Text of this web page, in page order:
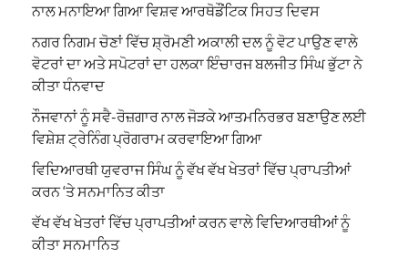
ਨਾਲ ਮਨਾਇਆ ਗਿਆ ਵਿਸ਼ਵ ਆਰਥੋਡੌਂਟਿਕ ਸਿਹਤ ਦਿਵਸ
ਨਗਰ ਨਿਗਮ ਚੋਣਾਂ ਵਿੱਚ ਸ਼੍ਰੋਮਣੀ ਅਕਾਲੀ ਦਲ ਨੂੰ ਵੋਟ ਪਾਉਣ ਵਾਲੇ
ਵੋਟਰਾਂ ਦਾ ਅਤੇ ਸਪੋਟਰਾਂ ਦਾ ਹਲਕਾ ਇੰਚਾਰਜ ਬਲਜੀਤ ਸਿੰਘ ਭੁੱਟਾ ਨੇ
ਕੀਤਾ ਧੰਨਵਾਦ
ਨੌਜਵਾਨਾਂ ਨੂੰ ਸਵੈ-ਰੋਜ਼ਗਾਰ ਨਾਲ ਜੋੜਕੇ ਆਤਮਨਿਰਭਰ ਬਣਾਉਣ ਲਈ
ਵਿਸ਼ੇਸ਼ ਟ੍ਰੇਨਿੰਗ ਪ੍ਰੋਗਰਾਮ ਕਰਵਾਇਆ ਗਿਆ
ਵਿਦਿਆਰਥੀ ਯੁਵਰਾਜ ਸਿੰਘ ਨੂੰ ਵੱਖ ਵੱਖ ਖੇਤਰਾਂ ਵਿੱਚ ਪ੍ਰਾਪਤੀਆਂ
ਕਰਨ ‘ਤੇ ਸਨਮਾਨਿਤ ਕੀਤਾ
ਵੱਖ ਵੱਖ ਖੇਤਰਾਂ ਵਿੱਚ ਪ੍ਰਾਪਤੀਆਂ ਕਰਨ ਵਾਲੇ ਵਿਦਿਆਰਥੀਆਂ ਨੂੰ
ਕੀਤਾ ਸਨਮਾਨਿਤ